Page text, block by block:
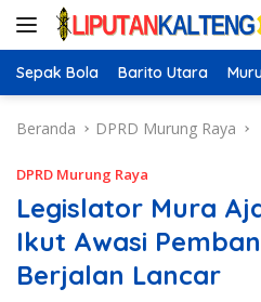
Langsung
Sepak Bola Barito Utara
Beranda DPRD Murung Raya
DPRD Murung Raya
Legislator Mura
Ikut Awasi
Berjalan Lancar